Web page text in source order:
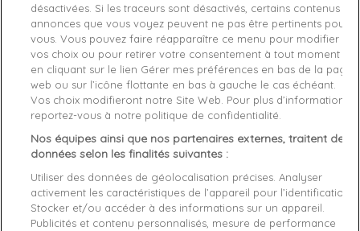
Derniers articles en stock
Je craque ! favorite_border
Livraison gratuite *
Produit certifié authentique
Caractéristiques produit
désactivées. Si les traceurs sont désactivés, certains contenus et
annonces que vous voyez peuvent ne pas être pertinents pour
vous. Vous pouvez faire réapparaître ce menu pour modifier
vos choix ou pour retirer votre consentement à tout moment
en cliquant sur le lien Gérer mes préférences en bas de la page
web ou sur l’icône flottante en bas à gauche le cas échéant.
Vos choix modifieront notre Site Web. Pour plus d’informations,
reportez-vous à notre politique de confidentialité.
Nos équipes ainsi que nos partenaires externes, traitent des
données selon les finalités suivantes :
Utiliser des données de géolocalisation précises. Analyser
activement les caractéristiques de l’appareil pour l’identification.
Stocker et/ou accéder à des informations sur un appareil.
Publicités et contenu personnalisés, mesure de performance